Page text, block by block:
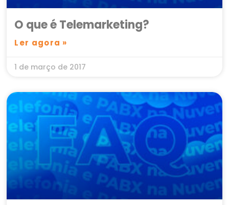
O que é Telemarketing?
Ler agora »
1 de março de 2017